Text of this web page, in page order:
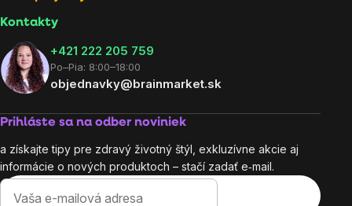
Kontakty
+421 222 205 759
Po–Pia: 8:00–18:00
objednavky@brainmarket.sk
Prihláste sa na odber noviniek
a získajte tipy pre zdravý životný štýl, exkluzívne akcie aj
informácie o nových produktoch – stačí zadať e‑mail.